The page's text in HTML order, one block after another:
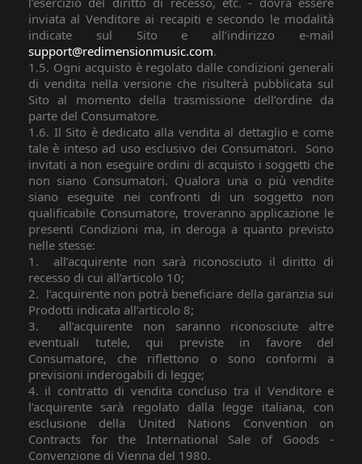
inviata al Venditore ai recapiti e secondo le modalità
indicate sul Sito e all’indirizzo e-mail
support@redimensionmusic.com.
1.5. Ogni acquisto è regolato dalle condizioni generali
di vendita nella versione che risulterà pubblicata sul
Sito al momento della trasmissione dell’ordine da
parte del Consumatore.
1.6. Il Sito è dedicato alla vendita al dettaglio e come
tale è inteso ad uso esclusivo dei Consumatori.
Sono
invitati a non eseguire ordini di acquisto i soggetti che
non siano Consumatori. Qualora una o più vendite
siano eseguite nei confronti di un soggetto non
qualificabile Consumatore, troveranno applicazione le
presenti Condizioni ma, in deroga a quanto previsto
nelle stesse:
1.
all’acquirente non sarà riconosciuto il diritto di
recesso di cui all’articolo 10;
2. l’acquirente non potrà beneficiare della garanzia sui
Prodotti indicata all’articolo 8;
3.
all’acquirente non saranno riconosciute altre
eventuali tutele, qui previste in favore del
Consumatore, che riflettono o sono conformi a
previsioni inderogabili di legge;
4. il contratto di vendita concluso tra il Venditore e
l’acquirente sarà regolato dalla legge italiana, con
esclusione della United Nations Convention on
Contracts for the International Sale of Goods -
Convenzione di Vienna del 1980.